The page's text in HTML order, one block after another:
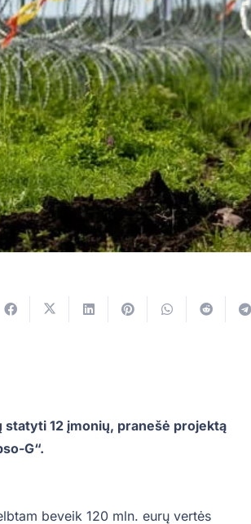
12 įmonių, pranešė projektą
G“.
beveik 120 mln. eurų vertės